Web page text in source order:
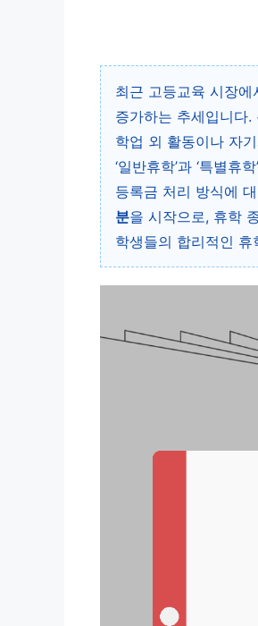
최근 고등교육 시장
증가하는 추세입니다
학업 외 활동이나 자
‘일반휴학’과 ‘특별
등록금 처리 방식에
분을 시작으로, 휴학
학생들의 합리적인